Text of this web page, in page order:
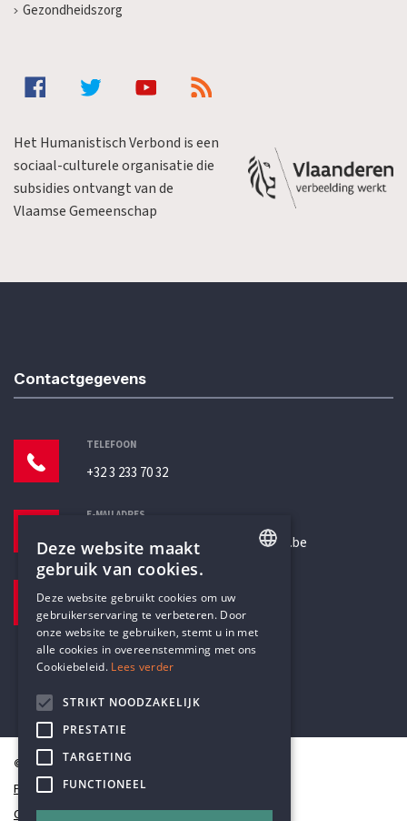
Gezondheidszorg
Het Humanistisch Verbond is een
sociaal-culturele organisatie die
subsidies ontvangt van de
Vlaamse Gemeenschap
Contactgegevens
TELEFOON
+32 3 233 70 32
E-MAILADRES
secretariaat@humanistischverbond.be
Pottenbrug 4
Antwerpen, 2000
© Humanistisch Verbond 2026
Privacy
Cookiestatement
DUTCH
Deze website maakt
gebruik van cookies.
Deze website gebruikt cookies om uw
gebruikerservaring te verbeteren. Door
onze website te gebruiken, stemt u in met
alle cookies in overeenstemming met ons
Cookiebeleid. Lees verder
STRIKT NOODZAKELIJK
PRESTATIE
TARGETING
FUNCTIONEEL